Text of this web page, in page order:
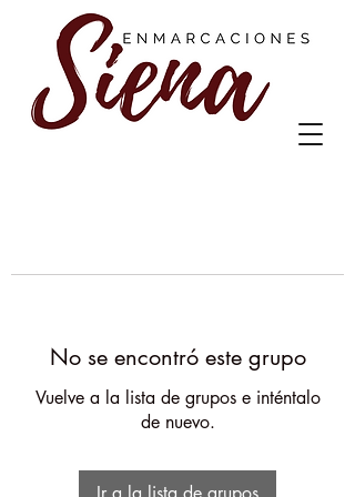
No se encontró este grupo
Vuelve a la lista de grupos e inténtalo
de nuevo.